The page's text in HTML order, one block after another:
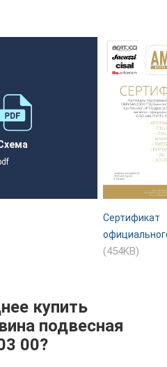
Сертификат
(454KB)
купить
подвесная
00?